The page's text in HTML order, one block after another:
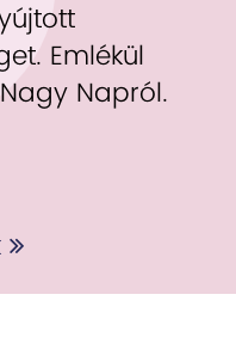
Emlékül
Napról.